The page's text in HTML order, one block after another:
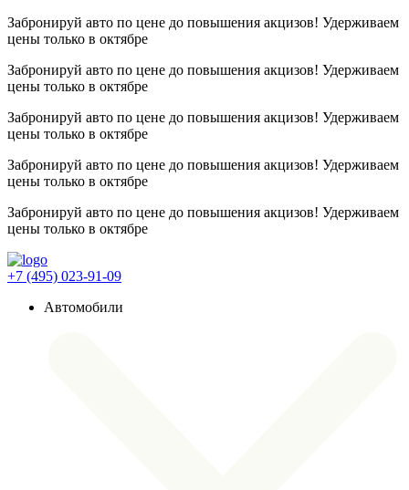
Забронируй авто по цене до повышения акцизов! Удерживаем
цены только в октябре
Забронируй авто по цене до повышения акцизов! Удерживаем
цены только в октябре
Забронируй авто по цене до повышения акцизов! Удерживаем
цены только в октябре
Забронируй авто по цене до повышения акцизов! Удерживаем
цены только в октябре
Забронируй авто по цене до повышения акцизов! Удерживаем
цены только в октябре
+7 (495) 023-91-09
Автомобили